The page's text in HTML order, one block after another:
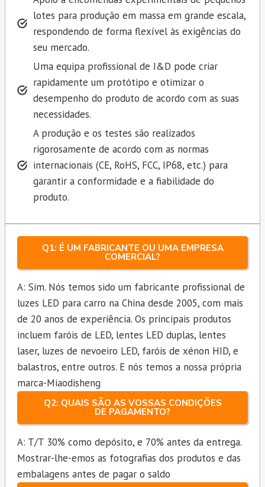
lotes para produção em massa em grande escala,
respondendo de forma flexível às exigências do
seu mercado.
Uma equipa profissional de I&D pode criar
rapidamente um protótipo e otimizar o
desempenho do produto de acordo com as suas
necessidades.
A produção e os testes são realizados
rigorosamente de acordo com as normas
internacionais (CE, RoHS, FCC, IP68, etc.) para
garantir a conformidade e a fiabilidade do
produto.
Q1: É UM FABRICANTE OU UMA EMPRESA
COMERCIAL?
A: Sim. Nós temos sido um fabricante profissional de
luzes LED para carro na China desde 2005, com mais
de 20 anos de experiência. Os principais produtos
incluem faróis de LED, lentes LED duplas, lentes
laser, luzes de nevoeiro LED, faróis de xénon HID, e
balastros, entre outros. E nós temos a nossa própria
marca-Miaodisheng
Q2: QUAIS SÃO AS VOSSAS CONDIÇÕES
DE PAGAMENTO?
A: T/T 30% como depósito, e 70% antes da entrega.
Mostrar-lhe-emos as fotografias dos produtos e das
embalagens antes de pagar o saldo